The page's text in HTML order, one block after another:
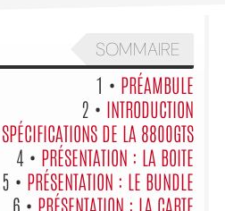
SOMMAIRE
1 • PRÉAMBULE
2 • INTRODUCTION
SPÉCIFICATIONS DE LA 8800GTS
4 • PRÉSENTATION : LA BOITE
5 • PRÉSENTATION : LE BUNDLE
6 • PRÉSENTATION : LA CARTE